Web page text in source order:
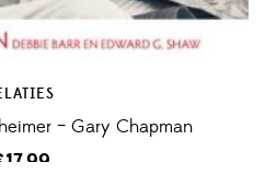
– Gary Chapman
17,99